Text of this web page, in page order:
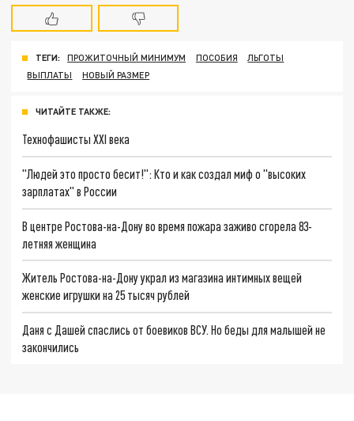
ТЕГИ: ПРОЖИТОЧНЫЙ МИНИМУМ ПОСОБИЯ
ЛЬГОТЫ
ВЫПЛАТЫ
НОВЫЙ РАЗМЕР
ЧИТАЙТЕ ТАКЖЕ:
Технофашисты XXI века
"Людей это просто бесит!": Кто и как создал миф о "высоких
зарплатах" в России
В центре Ростова-на-Дону во время пожара заживо сгорела 83-
летняя женщина
Житель Ростова-на-Дону украл из магазина интимных вещей
женские игрушки на 25 тысяч рублей
Даня с Дашей спаслись от боевиков ВСУ. Но беды для малышей не
закончились